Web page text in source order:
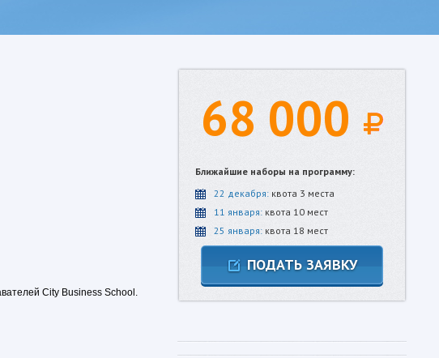
City Business School.
68 000
Ближайшие наборы на программу:
22 декабря: квота 3 места
11 января: квота 10 мест
25 января: квота 18 мест
ПОДАТЬ ЗАЯВКУ